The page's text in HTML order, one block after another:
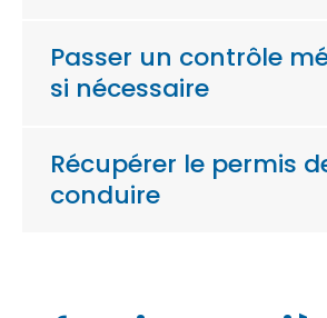
Passer un contrôle
si nécessaire
Récupérer le permis
conduire